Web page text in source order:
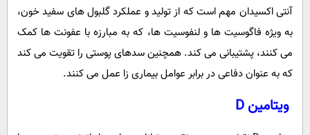
آنتی اکسیدان مهم است که از تولید و عملکرد گلبول های سفید خون،
به ویژه فاگوسیت ها و لنفوسیت ها، که به مبارزه با عفونت ها کمک
می کنند، پشتیبانی می کند. همچنین سدهای پوستی را تقویت می کند
که به عنوان دفاعی در برابر عوامل بیماری زا عمل می کنند.
ویتامین D